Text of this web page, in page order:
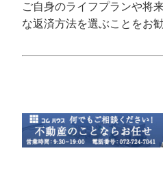
ご自身のライフプランや将
な返済方法を選ぶことをお